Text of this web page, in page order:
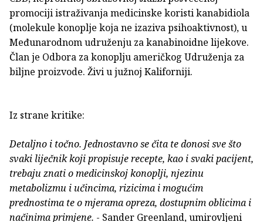
promociji istraživanja medicinske koristi kanabidiola
(molekule konoplje koja ne izaziva psihoaktivnost), u
Međunarodnom udruženju za kanabinoidne lijekove.
Član je Odbora za konoplju američkog Udruženja za
biljne proizvode. Živi u južnoj Kaliforniji.
Iz strane kritike:
Detaljno i točno. Jednostavno se čita te donosi sve što
svaki liječnik koji propisuje recepte, kao i svaki pacijent,
trebaju znati o medicinskoj konoplji, njezinu
metabolizmu i učincima, rizicima i mogućim
prednostima te o mjerama opreza, dostupnim oblicima i
načinima primjene. - Sander Greenland, umirovljeni